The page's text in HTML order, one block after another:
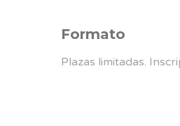
Formato
Plazas limitadas.